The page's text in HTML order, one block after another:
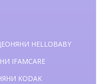
HELLOBABY
IFAMCARE
KODAK